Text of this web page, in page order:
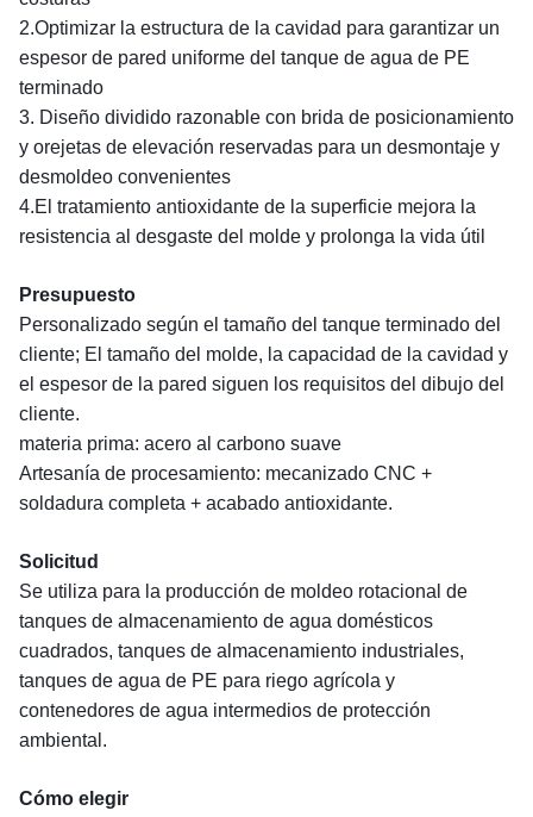
2.Optimizar la estructura de la cavidad para garantizar un
espesor de pared uniforme del tanque de agua de PE
terminado
3. Diseño dividido razonable con brida de posicionamiento
y orejetas de elevación reservadas para un desmontaje y
desmoldeo convenientes
4.El tratamiento antioxidante de la superficie mejora la
resistencia al desgaste del molde y prolonga la vida útil
Presupuesto
Personalizado según el tamaño del tanque terminado del
cliente; El tamaño del molde, la capacidad de la cavidad y
el espesor de la pared siguen los requisitos del dibujo del
cliente.
materia prima: acero al carbono suave
Artesanía de procesamiento: mecanizado CNC +
soldadura completa + acabado antioxidante.
Solicitud
Se utiliza para la producción de moldeo rotacional de
tanques de almacenamiento de agua domésticos
cuadrados, tanques de almacenamiento industriales,
tanques de agua de PE para riego agrícola y
contenedores de agua intermedios de protección
ambiental.
Cómo elegir